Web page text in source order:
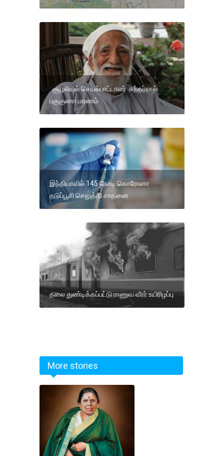
சூழலியல் செயல்பாட்டாளர் சுந்தர்லால்
பகுகுணா மரணம்
இந்தியாவில் 145 கோடி கொரோனா
தடுப்பூசி செலுத்தி சாதனை
தலை துண்டிக்கப்பட்டு ராணுவ வீரர் உயிரிழப்பு
More stories